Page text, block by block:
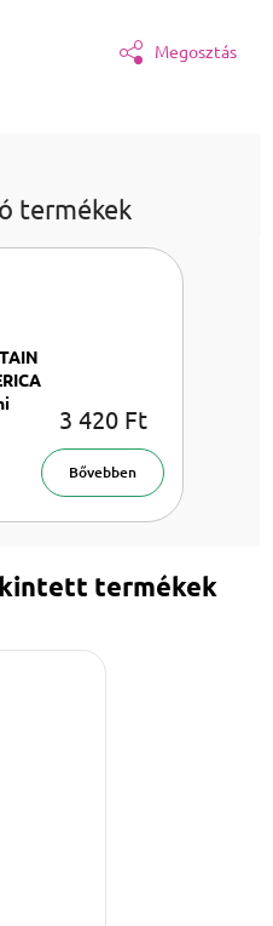
Megosztás
termékek
3 420 Ft
Bővebben
termékek